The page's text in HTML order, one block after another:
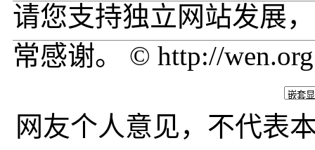
请您支持独立网站发展
常感谢。 © http://
网友个人意见，不代表